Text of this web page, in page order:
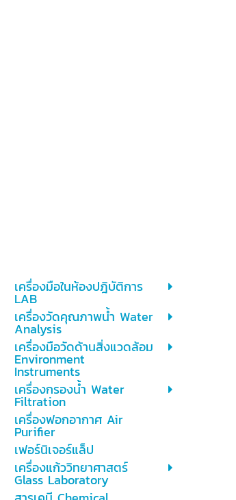
เครื่องมือในห้องปฎิบัติการ
LAB
เครื่องวัดคุณภาพน้ำ Water
Analysis
เครื่องมือวัดด้านสิ่งแวดล้อม
Environment
Instruments
เครื่องกรองน้ำ Water
Filtration
เครื่องฟอกอากาศ Air
Purifier
เฟอร์นิเจอร์แล็ป
เครื่องแก้ววิทยาศาสตร์
Glass Laboratory